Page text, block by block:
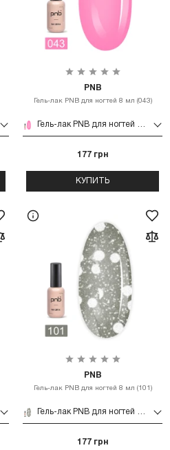
PNB
Гель-лак PNB для ногтей 8 мл (043)
Гель-лак PNB для ногтей 8 мл (043)
177 грн
КУПИТЬ
PNB
Гель-лак PNB для ногтей 8 мл (101)
Гель-лак PNB для ногтей 8 мл (101)
177 грн